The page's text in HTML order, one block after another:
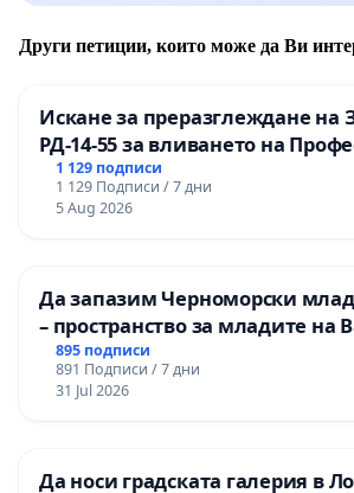
Други петиции, които може да Ви
Искане за преразглеждане на
РД-14-55 за вливането на
гимназия по промишлени
Професионалната гимназия
мениджмънт – гр. Пазарджик
1 129 подписи
1 129 Подписи / 7 дни
5 Aug 2026
Да запазим Черноморски
– пространство за младите на
895 подписи
891 Подписи / 7 дни
31 Jul 2026
Да носи градската галерия в